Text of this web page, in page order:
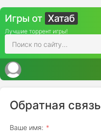
Игры от Хатаб
Лучшие торрент игры!
Обратная связь
Ваше имя: